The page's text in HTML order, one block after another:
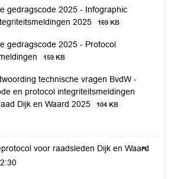
gedragscode 2025 - Infographic
2025
169 KB
gedragscode 2025 - Protocol
159 KB
technische vragen BvdW -
en protocol integriteitsmeldingen
Dijk en Waard 2025
104 KB
voor raadsleden Dijk en Waard